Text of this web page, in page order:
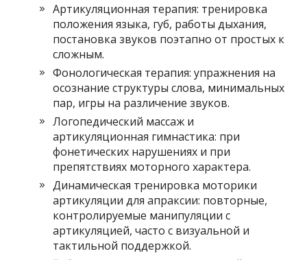
Артикуляционная терапия: тренировка
положения языка, губ, работы дыхания,
постановка звуков поэтапно от простых к
сложным.
Фонологическая терапия: упражнения на
осознание структуры слова, минимальных
пар, игры на различение звуков.
Логопедический массаж и
артикуляционная гимнастика: при
фонетических нарушениях и при
препятствиях моторного характера.
Динамическая тренировка моторики
артикуляции для апраксии: повторные,
контролируемые манипуляции с
артикуляцией, часто с визуальной и
тактильной поддержкой.